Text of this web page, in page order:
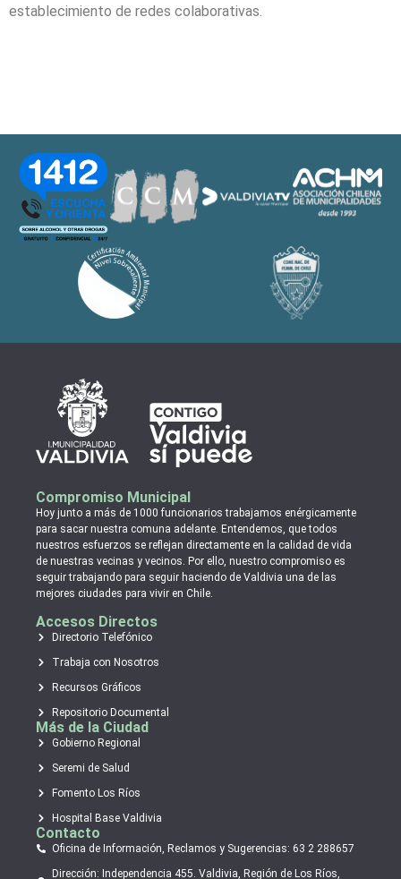
establecimiento de redes colaborativas.
Compromiso Municipal
Hoy junto a más de 1000 funcionarios trabajamos enérgicamente
para sacar nuestra comuna adelante. Entendemos, que todos
nuestros esfuerzos se reflejan directamente en la calidad de vida
de nuestras vecinas y vecinos. Por ello, nuestro compromiso es
seguir trabajando para seguir haciendo de Valdivia una de las
mejores ciudades para vivir en Chile.
Accesos Directos
Directorio Telefónico
Trabaja con Nosotros
Recursos Gráficos
Repositorio Documental
Más de la Ciudad
Gobierno Regional
Seremi de Salud
Fomento Los Ríos
Hospital Base Valdivia
Contacto
Oficina de Información, Reclamos y Sugerencias: 63 2 288657
Dirección: Independencia 455. Valdivia, Región de Los Ríos,